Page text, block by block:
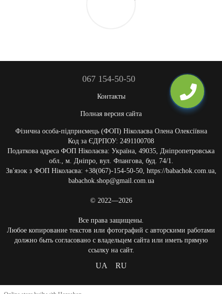
067 154-50-50
Контакты
Полная версия сайта
Фізична особа-підприємець (ФОП) Ніколаєва Олена Олексіївна
Код за ЄДРПОУ: 2491100708
Податкова адреса ФОП Ніколаєва: Україна, 49035, Дніпропетровська
обл., м. Дніпро, вул. Флангова, буд. 74/1.
Зв'язок з ФОП Ніколаєва: +38(067)-154-50-50, https://babachok.com.ua,
babachok.shop@gmail.com.ua
© 2022—2026
Все права защищены.
Любое копирование текстов или фотографий с авторскими работами
должно быть согласовано с владельцем сайта или иметь прямую
ссылку на сайт.
UA RU